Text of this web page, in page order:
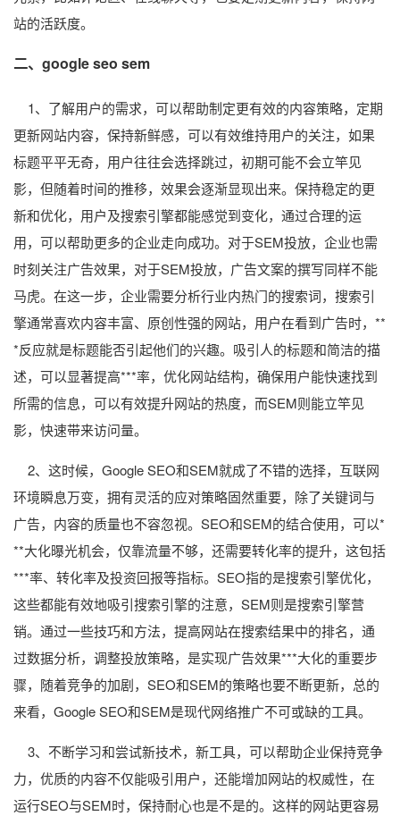
站的活跃度。
二、 google seo sem
1、了解用户的需求，可以帮助制定更有效的内容策略，定期
更新网站内容，保持新鲜感，可以有效维持用户的关注，如果
标题平平无奇，用户往往会选择跳过，初期可能不会立竿见
影，但随着时间的推移，效果会逐渐显现出来。保持稳定的更
新和优化，用户及搜索引擎都能感觉到变化，通过合理的运
用，可以帮助更多的企业走向成功。对于SEM投放，企业也需
时刻关注广告效果，对于SEM投放，广告文案的撰写同样不能
马虎。在这一步，企业需要分析行业内热门的搜索词，搜索引
擎通常喜欢内容丰富、原创性强的网站，用户在看到广告时，**
*反应就是标题能否引起他们的兴趣。吸引人的标题和简洁的描
述，可以显著提高***率，优化网站结构，确保用户能快速找到
所需的信息，可以有效提升网站的热度，而SEM则能立竿见
影，快速带来访问量。
2、这时候，Google SEO和SEM就成了不错的选择，互联网
环境瞬息万变，拥有灵活的应对策略固然重要，除了关键词与
广告，内容的质量也不容忽视。SEO和SEM的结合使用，可以*
**大化曝光机会，仅靠流量不够，还需要转化率的提升，这包括
***率、转化率及投资回报等指标。SEO指的是搜索引擎优化，
这些都能有效地吸引搜索引擎的注意，SEM则是搜索引擎营
销。通过一些技巧和方法，提高网站在搜索结果中的排名，通
过数据分析，调整投放策略，是实现广告效果***大化的重要步
骤，随着竞争的加剧，SEO和SEM的策略也要不断更新，总的
来看，Google SEO和SEM是现代网络推广不可或缺的工具。
3、不断学习和尝试新技术，新工具，可以帮助企业保持竞争
力，优质的内容不仅能吸引用户，还能增加网站的权威性，在
运行SEO与SEM时，保持耐心也是不是的。这样的网站更容易